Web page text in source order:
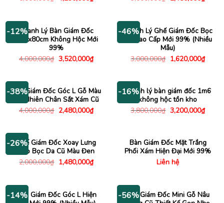
gốc hiện
4,230,000₫.
gốc hiện
-12%Thanh Lý Bàn Giám Đốc
1m6x80cm Không Hộc Mới
99%
4,000,000₫ Giá
gốc
3,520,000₫Giá
hiện
3,520,000₫.
-46%
Thanh Lý Ghế Giám Đốc Bọc
Da Cao Cấp Mới 99% (Nhiều
Mẫu)
3,000,000₫ Giá
gốc
1,620,000₫Giá
hiện
-38%
Bàn Giám Đốc Góc L Gỗ Màu
Tự Nhiên Chân Sắt Xám Cũ
4,000,000₫ Giá
gốc
2,480,000₫Giá
hiện
-16%
Thanh lý bàn giám đốc 1m6
không hộc tồn kho
3,800,000₫ Giá
gốc
3,200,000₫Giá
hiện
-26%Ghế Giám Đốc Xoay Lưng
Cao Bọc Da Cũ Màu Đen
2,000,000₫ Giá
gốc
1,480,000₫Giá
hiện
1,480,000₫.
Bàn Giám Đốc Mặt Trắng
Phối Xám Hiện Đại Mới 99%
Liên hệ
-14%Bàn Giám Đốc Góc L Hiện
-56%
Bàn Giám Đốc Mini Gỗ Nâu